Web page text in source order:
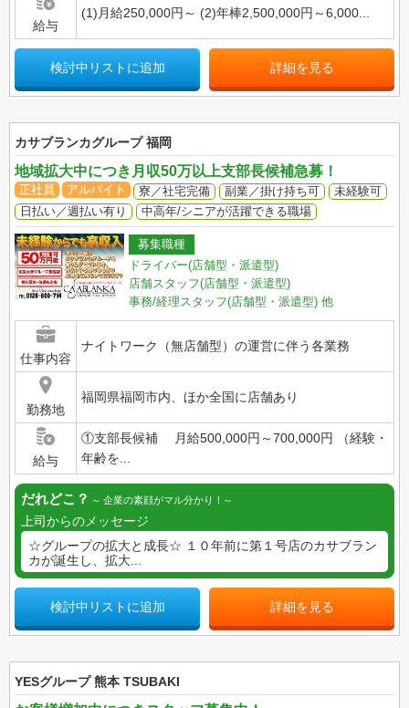
給与
(1)月給250,000円～ (2)年棒2,500,000円～6,000...
検討中リストに追加 詳細を見る
カサブランカグループ 福岡
地域拡大中につき月収50万以上支部長候補急募！
正社員 アルバイト 寮／社宅完備 副業／掛け持ち可
未経験可
日払い／週払い有り
中高年/シニアが活躍できる職場
募集職種
ドライバー(店舗型・派遣型)
店舗スタッフ(店舗型・派遣型)
事務/経理スタッフ(店舗型・派遣型) 他
仕事内容
ナイトワーク（無店舗型）の運営に伴う各業務
勤務地
福岡県福岡市内、ほか全国に店舗あり
給与
①支部長候補 月給500,000円～700,000円 （経験・
年齢を...
だれどこ？ 企業の素顔がマル分かり！
上司からのメッセージ
☆グループの拡大と成長☆ １０年前に第１号店のカサブラン
カが誕生し、拡大...
検討中リストに追加 詳細を見る
YESグループ 熊本 TSUBAKI